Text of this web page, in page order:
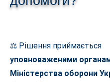
⚖️ Рішення приймається
уповноваженими
Міністерства оборони